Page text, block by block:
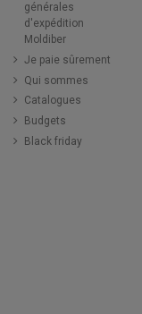
générales
d'expédition
Moldiber
Je paie sûrement
Qui sommes
Catalogues
Budgets
Black friday